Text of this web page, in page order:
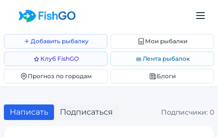
Добавить рыбалку Мои рыбалки
Клуб FishGO Лента рыбалок
Прогноз по городам Блоги
Написать Подписаться Подписчики: 0